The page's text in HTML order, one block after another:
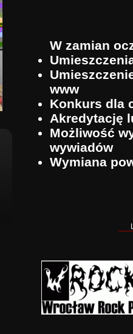
W zamian
www
Konkurs dla
Akredytację
Możliwość
wywiadów
Wymiana